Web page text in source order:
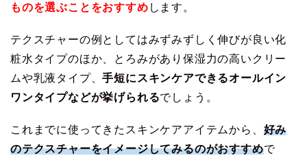
ものを選ぶことをおすすめ します。
テクスチャーの例としてはみずみずしく伸びが良い化
粧水タイプのほか、とろみがあり保湿力の高いクリー
ムや乳液タイプ、手短にスキンケアできるオールイン
ワンタイプなどが挙げられるでしょう。
これまでに使ってきたスキンケアアイテムから、 好み
のテクスチャーをイメージしてみるのがおすすめで